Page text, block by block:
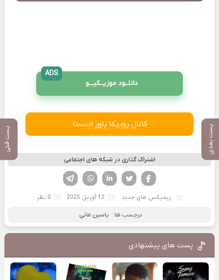
پست بعدی پست قبلی
دانلــود موزیــکیـــو
ADS
کانال روبیکا پاور اینستا
اشتراک گذاری در شبکه های اجتماعی
لینکدین تویتر
فیسوک
ریمیکس های جدید 12 آوریل 2025 0 نظر
برچسب ها : یاسین مانی
پست های پیشنهادی